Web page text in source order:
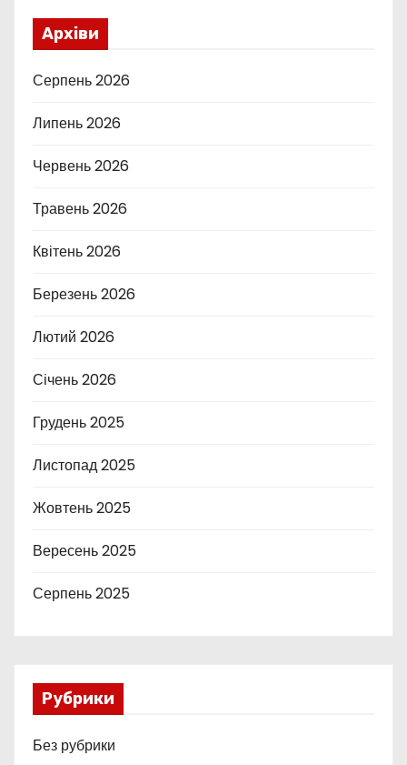
Архіви
Серпень 2026
Липень 2026
Червень 2026
Травень 2026
Квітень 2026
Березень 2026
Лютий 2026
Січень 2026
Грудень 2025
Листопад 2025
Жовтень 2025
Вересень 2025
Серпень 2025
Рубрики
Без рубрики